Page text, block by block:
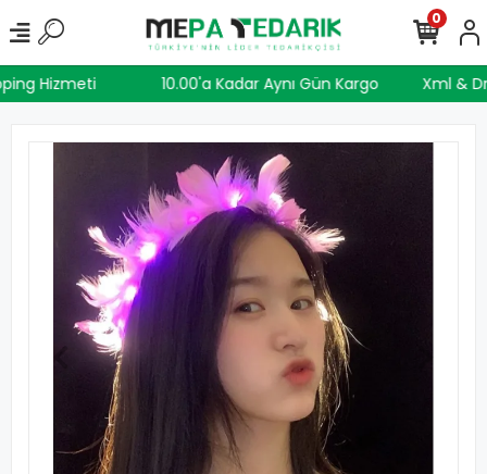
Hizmeti 10.00'a Kadar Aynı Gün Kargo Xml &
0